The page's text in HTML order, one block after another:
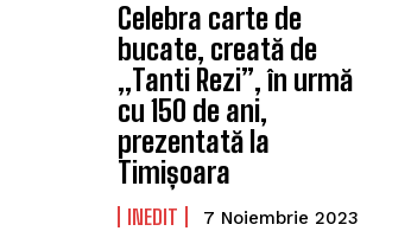
Celebra carte de
bucate, creată de
„Tanti Rezi”, în urmă
cu 150 de ani,
prezentată la
Timișoara
INEDIT 7 Noiembrie 2023